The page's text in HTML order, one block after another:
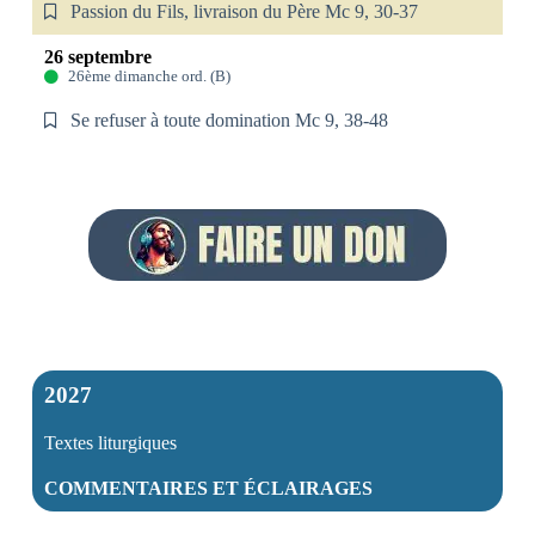
Passion du Fils, livraison du Père Mc 9, 30-37
26 septembre
26ème dimanche ord. (B)
Se refuser à toute domination Mc 9, 38-48
2027
Textes liturgiques
COMMENTAIRES ET ÉCLAIRAGES